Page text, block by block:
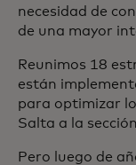
necesidad de
de una mayor
Reunimos 18
están
para optimizar
Salta a la
Pero luego de